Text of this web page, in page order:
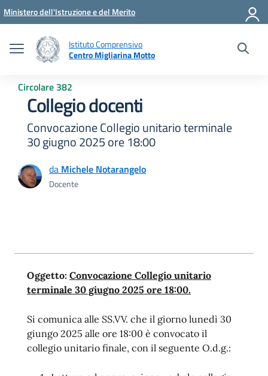
Vai ai contenuti
Vai al menu di navigazione
Vai al footer
Ministero dell'Istruzione e del Merito
Istituto Comprensivo
Centro Migliarina Motto
Circolare 382
Collegio docenti
Convocazione Collegio unitario terminale
30 giugno 2025 ore 18:00
da Michele Notarangelo
Docente
Oggetto: Convocazione Collegio unitario
terminale 30 giugno 2025 ore 18:00.
Si comunica alle SS.VV. che il giorno lunedì 30
giungo 2025 alle ore 18:00 è convocato il
collegio unitario finale, con il seguente O.d.g.: